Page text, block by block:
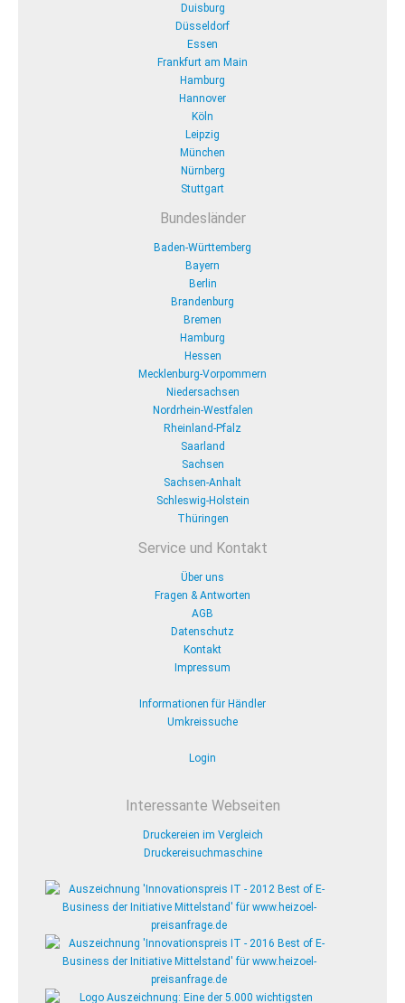
Duisburg
Düsseldorf
Essen
Frankfurt am Main
Hamburg
Hannover
Köln
Leipzig
München
Nürnberg
Stuttgart
Bundesländer
Baden-Württemberg
Bayern
Berlin
Brandenburg
Bremen
Hamburg
Hessen
Mecklenburg-Vorpommern
Niedersachsen
Nordrhein-Westfalen
Rheinland-Pfalz
Saarland
Sachsen
Sachsen-Anhalt
Schleswig-Holstein
Thüringen
Service und Kontakt
Über uns
Fragen & Antworten
AGB
Datenschutz
Kontakt
Impressum
Informationen für Händler
Umkreissuche
Login
Interessante Webseiten
Druckereien im Vergleich
Druckereisuchmaschine